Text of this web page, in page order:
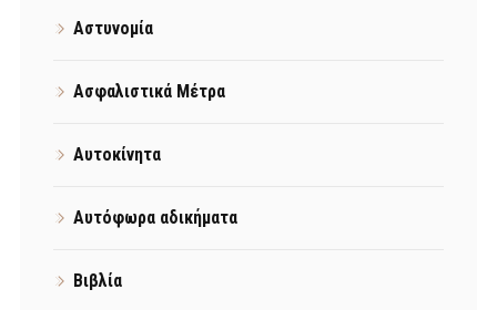
Αστυνομία
Ασφαλιστικά Μέτρα
Αυτοκίνητα
Αυτόφωρα αδικήματα
Βιβλία